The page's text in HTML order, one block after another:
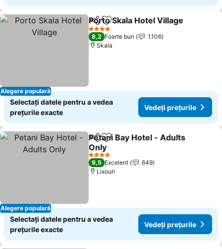
Alegere populară
DistribuițiAdăugaţi la favorite
Porto Skala Hotel Village
4 Stele
8,2 Foarte bun
1.106
Skala
Selectați datele pentru a vedea
prețurile exacte
Vedeți prețurile
Alegere populară
DistribuițiAdăugaţi la favorite
Petani Bay Hotel - Adults
Only
Vedeți prețurile
4 Stele
9,5 Excelent
649
Lixouri
Selectați datele pentru a vedea
prețurile exacte
Vedeți prețurile